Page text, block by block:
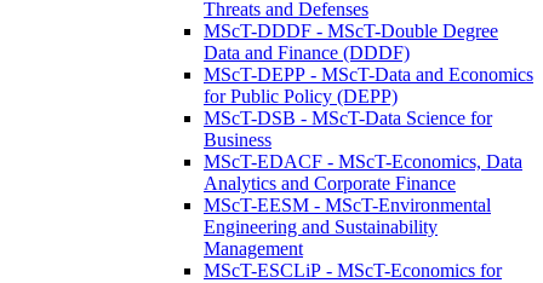
Threats and Defenses
MScT-DDDF - MScT-Double Degree
Data and Finance (DDDF)
MScT-DEPP - MScT-Data and Economics
for Public Policy (DEPP)
MScT-DSB - MScT-Data Science for
Business
MScT-EDACF - MScT-Economics, Data
Analytics and Corporate Finance
MScT-EESM - MScT-Environmental
Engineering and Sustainability
Management
MScT-ESCLiP - MScT-Economics for